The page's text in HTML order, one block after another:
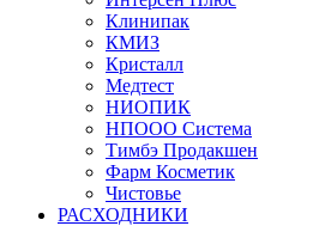
Клинипак
КМИЗ
Кристалл
Медтест
НИОПИК
НПООО Система
Тимбэ Продакшен
Фарм Косметик
Чистовье
РАСХОДНИКИ